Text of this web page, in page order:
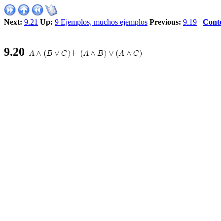
Next: 9.21 Up: 9 Ejemplos, muchos ejemplos Previous: 9.19
9.20